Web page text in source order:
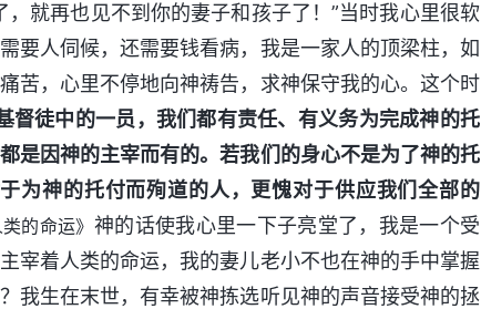
就再也见不到你的妻子和孩子了！”当时我心里很软
要人伺候，还需要钱看病，我是一家人的顶梁柱，如
苦，心里不停地向神祷告，求神保守我的心。这个时
督徒中的一员，我们都有责任、有义务为完成神的托
是因神的主宰而有的。若我们的身心不是为了神的托
为神的托付而殉道的人，更愧对于供应我们全部的
的命运》 神的话使我心里一下子亮堂了，我是一个受
宰着人类的命运，我的妻儿老小不也在神的手中掌握
我生在末世，有幸被神拣选听见神的声音接受神的拯